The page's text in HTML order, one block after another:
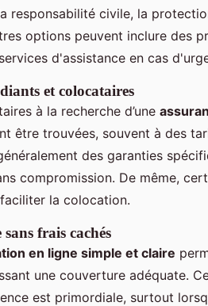
responsabilité civile, la
options peuvent inclure des
d'assistance en cas
et colocataires
à la recherche d’une
être trouvées, souvent à des
des garanties
compromission. De même,
la colocation.
frais cachés
en ligne simple et claire
une couverture adéquate.
est primordiale, surtout